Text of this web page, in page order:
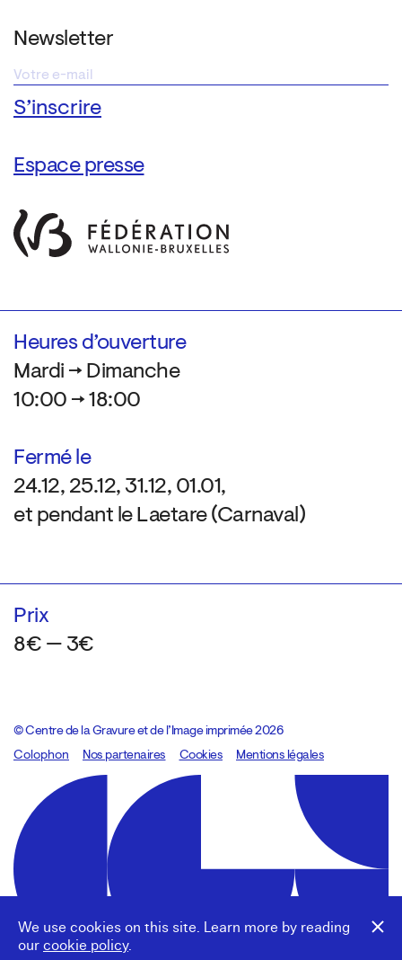
We use cookies on this site. Learn more by reading
our cookie policy.
Newsletter
Espace presse
Heures d’ouverture
Mardi → Dimanche
10:00 → 18:00
Fermé le
24.12, 25.12, 31.12, 01.01,
et pendant le Laetare (Carnaval)
Prix
8€ — 3€
© Centre de la Gravure et de l’Image imprimée 2026
Colophon
Design:Marcel Kaczmarek, code:8080.studio
Nos partenaires Cookies Mentions légales